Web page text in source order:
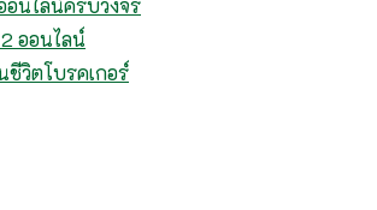
นไลน์ครบวงจร
ออนไลน์
วิตโบรคเกอร์